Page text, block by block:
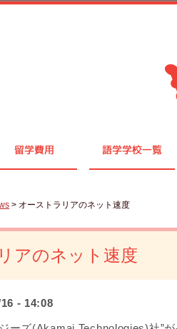
留学費用 語学学校一覧
> オーストラリアのネット速度
アのネット速度
- 14:08